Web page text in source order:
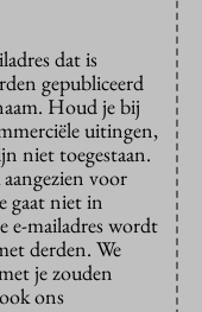
dat is
gepubliceerd
Houd je bij
uitingen,
niet toegestaan.
voor
gaat niet in
e-mailadres wordt
derden. We
je zouden
ons